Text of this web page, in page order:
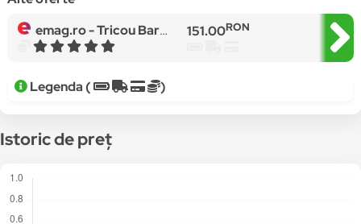
emag.ro -Tricou Barbati Adidas Crest Tee H32143, Alb, S 151.00RON
Legenda ( )
Istoric de preț